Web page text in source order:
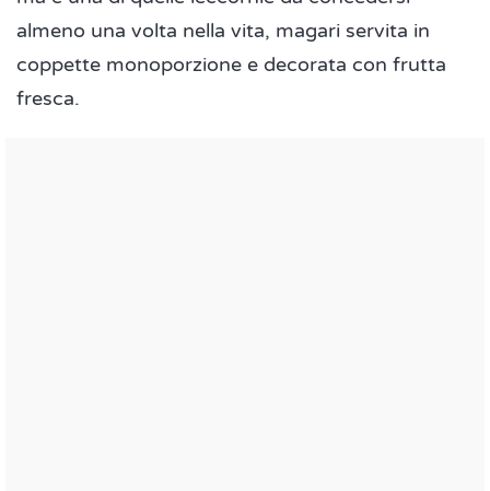
almeno una volta nella vita, magari servita in
coppette monoporzione e decorata con frutta
fresca.